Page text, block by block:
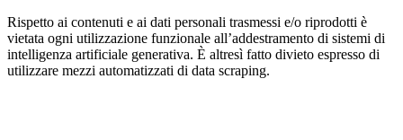
Rispetto ai contenuti e ai dati personali trasmessi e/o riprodotti è
vietata ogni utilizzazione funzionale all’addestramento di sistemi di
intelligenza artificiale generativa. È altresì fatto divieto espresso di
utilizzare mezzi automatizzati di data scraping.